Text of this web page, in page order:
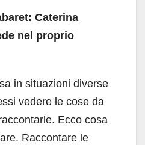
Caterina
nel proprio
in situazioni diverse
vedere le cose da
Ecco cosa
Raccontare le